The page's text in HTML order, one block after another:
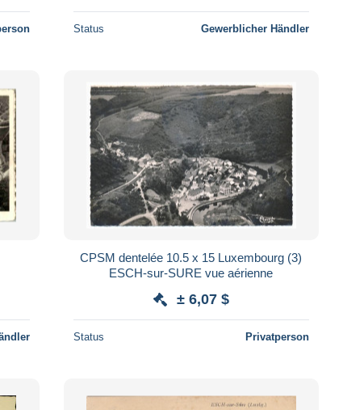
Status Gewerblicher Händler
CPSM dentelée 10.5 x 15 Luxembourg (3)
ESCH-sur-SURE vue aérienne
± 6,07 $
Status Privatperson